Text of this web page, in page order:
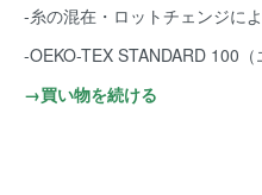
-糸の混在・ロットチェンジに
-OEKO-TEX STANDARD 100
→買い物を続ける